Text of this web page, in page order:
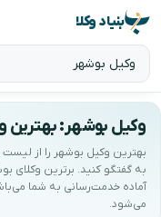
بنیاد وکلا
وکیل بوشهر: بهترین
بهترین وکیل بوشهر را از
آماده خدمت‌رسانی به شما
می‌شود.